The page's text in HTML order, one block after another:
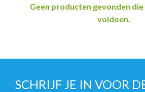
Geen producten gevonden die
voldoen.
SCHRIJF JE IN VOOR